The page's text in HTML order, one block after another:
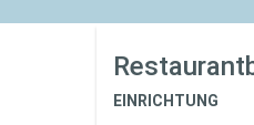
EINRICHTUNG